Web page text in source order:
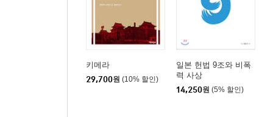
제1절 국민국가 일본의 위상:반모범에서 모범으로
제2절 모범국의 야누스:문명국과 강국 429
제3절 입헌제를 둘러싼 재전환 459
제6장 지의 회랑 479
제1절 사상연쇄의 회로로서의 유학 480
제2절 사상연쇄의 회로로서의 결사와 번역 528
키메라
29,700원 (10% 할인)
일본 헌법 9조와 비폭
력 사상
14,250원 (5% 할인)